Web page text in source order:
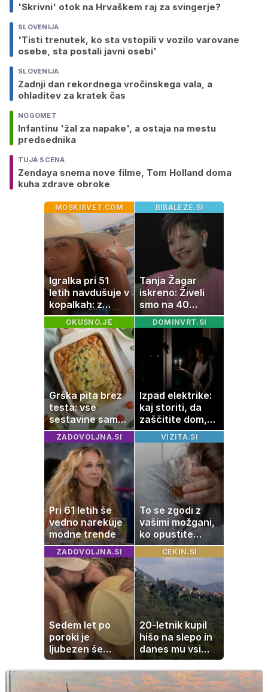
'Skrivni' otok na Hrvaškem raj za svingerje?
SLOVENIJA
'Tisti trenutek, ko sta vstopili v vozilo varovane
osebe, sta postali javni osebi'
SLOVENIJA
Zadnji dan rekordnega vročinskega vala, a
ohladitev za kratek čas
NOGOMET
Infantinu 'žal za napake', a ostaja na mestu
predsednika
TUJA SCENA
Zendaya snema nove filme, Tom Holland doma
kuha zdrave obroke
MOSKISVET.COM
Igralka pri 51
letih navdušuje v
kopalkah: z
možem uživa v
romantičnem
poletju
BIBALEZE.SI
Tanja Žagar
iskreno: Živeli
smo na 40
kvadratih, a
imela sem vse,
kar otrok
potrebuje
OKUSNO.JE
Grška pita brez
testa: vse
sestavine samo
zmešate in
pečica opravi
ostalo
DOMINVRT.SI
Izpad elektrike:
kaj storiti, da
zaščitite dom,
hrano in
elektronske
naprave
ZADOVOLJNA.SI
Pri 61 letih še
vedno narekuje
modne trende
VIZITA.SI
To se zgodi z
vašimi možgani,
ko opustite
alkohol
ZADOVOLJNA.SI
Sedem let po
poroki je
ljubezen še
vedno enako
močna
CEKIN.SI
20-letnik kupil
hišo na slepo in
danes mu vsi
zavidajo